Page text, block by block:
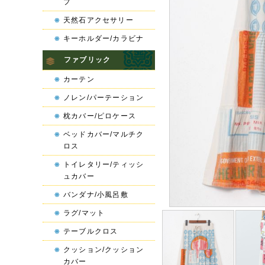
プ
天然石アクセサリー
キーホルダー/カラビナ
ファブリック
カーテン
ノレン/パーテーション
枕カバー/ピロケース
ベッドカバー/マルチク
ロス
トイレタリー/ティッシ
ュカバー
バンダナ/小風呂敷
ラグ/マット
テーブルクロス
クッション/クッション
カバー